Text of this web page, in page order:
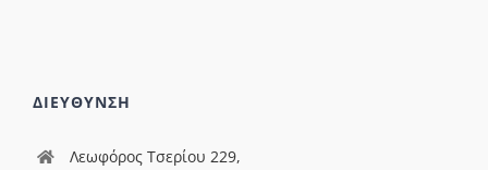
ΔΙΕΥΘΥΝΣΗ
Λεωφόρος Τσερίου 229,